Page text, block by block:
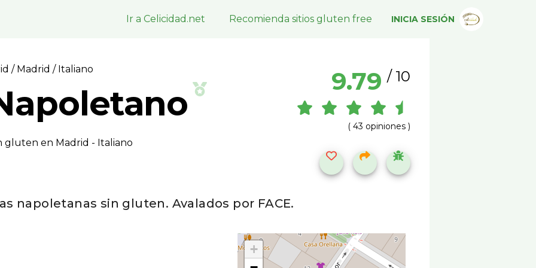
Ir a Celicidad.net Recomienda sitios gluten free INICIA SESIÓN
/ Madrid / Italiano
gluten en Madrid - Italiano
9.79 / 10
( 43 opiniones )
napoletanas sin gluten. Avalados por FACE.
+